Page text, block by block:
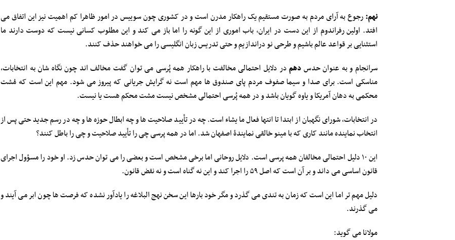
نهم:رجوع به آرای مردم به صورت مستقیم یک راهکار مدرن است و در کشوری چون سوییس در امور ظاهرا کم اهمیت نیز این اتفاق می
افتد. اولین رفراندوم از این دست در ایران، باب اموری از این گونه را اما باز می کند و این مطلوب کسانی نیست که دوست دارند ما
استثنایی بر قواعد عالم باشیم و طرحی نو دراندازیم و حتی تدریس زبان انگلیسی را می خواهند حذف کنند.
سرانجام و به عنوان حدسدهمدر دلایل احتمالی مخالفت با راهکار همه پُرسی می توان گفت مخالف اند چون نگاه شان به انتخابات،
مناسکی است. برای صدا و سیما صفوف مردم پای صندوق ها مهم است نه گرایش جریانی که پیروز می شود. مهم این است که مُشت
محکمی به دهان آمریکا و یاوه گویان باشد و در همه پُرسی احتمالی مشخص نیست مشت محکم هست یا نیست.
در انتخابات، شورای نگهبان از ابتدا تا انتها فعال ما یشاء است. چه در تأیید صلاحیت ها و چه ابطال حوزه ها و چه در رسم جدید حتی پس از
انتخاب نماینده مانند کاری که با مینو خالقی نمایندۀ اصفهان شد. اما در همه پرسی چی را تأیید صلاحیت و چی را باطل کنند؟
این ۱۰ دلیل احتمالی مخالفان همه پرسی است. دلایل روحانی اما برخی مشخص است و بعضی را می توان حدس زد. او خود را مسؤول اجرای
قانون اساسی می داند و بر آن است که اصل ۵۹ را اجرا کند و این نه گناه است و نه نقض قانون.
دلیل مهم تر اما این است که زمان به تندی می گذرد و مگر خود بارها این سخن نهج البلاغه را یادآور نشده که فرصت ها چون ابر می آیند و
می گذرند.
مولانا می گوید: